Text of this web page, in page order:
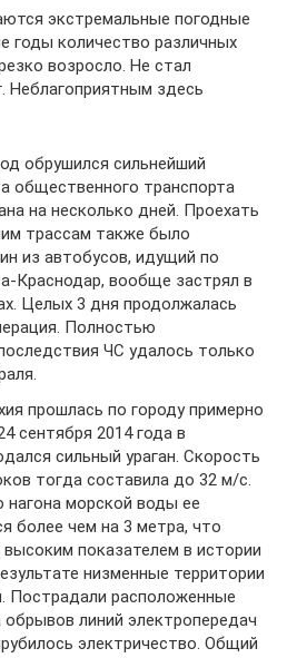
экстремальные погодные
годы количество различных
возросло. Не стал
Неблагоприятным здесь
обрушился сильнейший
общественного транспорта
на несколько дней. Проехать
трассам также было
из автобусов, идущий по
Краснодар, вообще застрял в
Целых 3 дня продолжалась
Полностью
ЧС удалось только
прошлась по городу примерно
сентября 2014 года в
сильный ураган. Скорость
тогда составила до 32 м/с.
нагона морской воды ее
более чем на 3 метра, что
показателем в истории
низменные территории
Пострадали расположенные
линий электропередач
электричество. Общий